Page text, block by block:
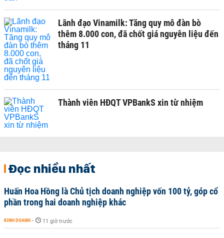
Lãnh đạo Vinamilk: Tăng quy mô đàn bò
thêm 8.000 con, đã chốt giá nguyên liệu đến
tháng 11
Thành viên HĐQT VPBankS xin từ nhiệm
Đọc nhiều nhất
Huấn Hoa Hồng là Chủ tịch doanh nghiệp vốn 100 tỷ, góp cổ
phần trong hai doanh nghiệp khác
KINH DOANH - 11 giờ trước